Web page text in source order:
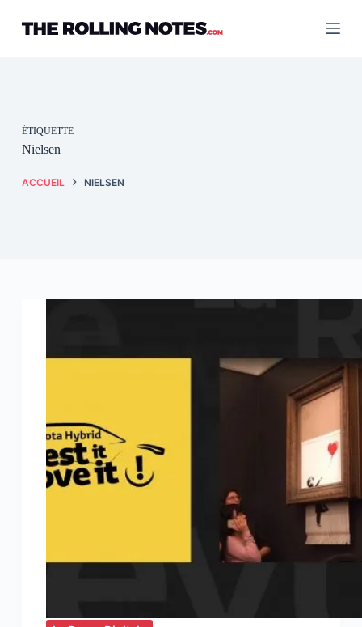
contenu
ÉTIQUETTE
Nielsen
ACCUEIL NIELSEN